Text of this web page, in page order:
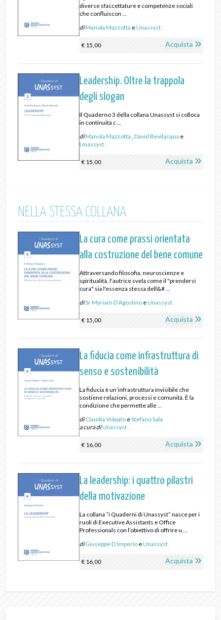
diverse sfaccettature e competenze sociali
che confluiscon ...
diManola Mazzotta eUnassyst .
€ 15,00 Acquista
Leadership. Oltre la trappola
degli slogan
Il Quaderno 3 della collana Unassyst si colloca
in continuità c ...
diManola Mazzotta ,David Bevilacqua e
Unassyst .
€ 15,00 Acquista
NELLA STESSA COLLANA
La cura come prassi orientata
alla costruzione del bene comune
Attraversando filosofia, neuroscienze e
spiritualità, l'autrice svela come il "prendersi
cura" sia l'essenza stessa dell&# ...
diSr Myriam D’Agostino eUnassyst .
€ 15,00 Acquista
La fiducia come infrastruttura di
senso e sostenibilità
La fiducia è un’infrastruttura invisibile che
sostiene relazioni, processi e comunità. È la
condizione che permette alle ...
diClaudia Volpato eStefano Sala
a cura diUnassyst .
€ 16,00 Acquista
La leadership: i quattro pilastri
della motivazione
La collana “i Quaderni di Unassyst” nasce per i
ruoli di Executive Assistants e Office
Professionals con l’obiettivo di offrire u ...
diGiuseppe D’Imperio eUnassyst .
€ 16,00 Acquista